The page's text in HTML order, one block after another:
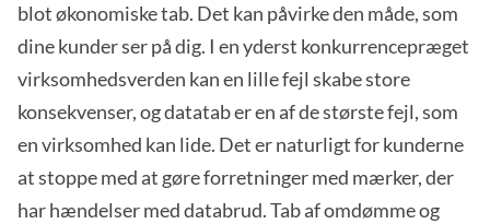
blot økonomiske tab. Det kan påvirke den måde, som
dine kunder ser på dig. I en yderst konkurrencepræget
virksomhedsverden kan en lille fejl skabe store
konsekvenser, og datatab er en af de største fejl, som
en virksomhed kan lide. Det er naturligt for kunderne
at stoppe med at gøre forretninger med mærker, der
har hændelser med databrud. Tab af omdømme og